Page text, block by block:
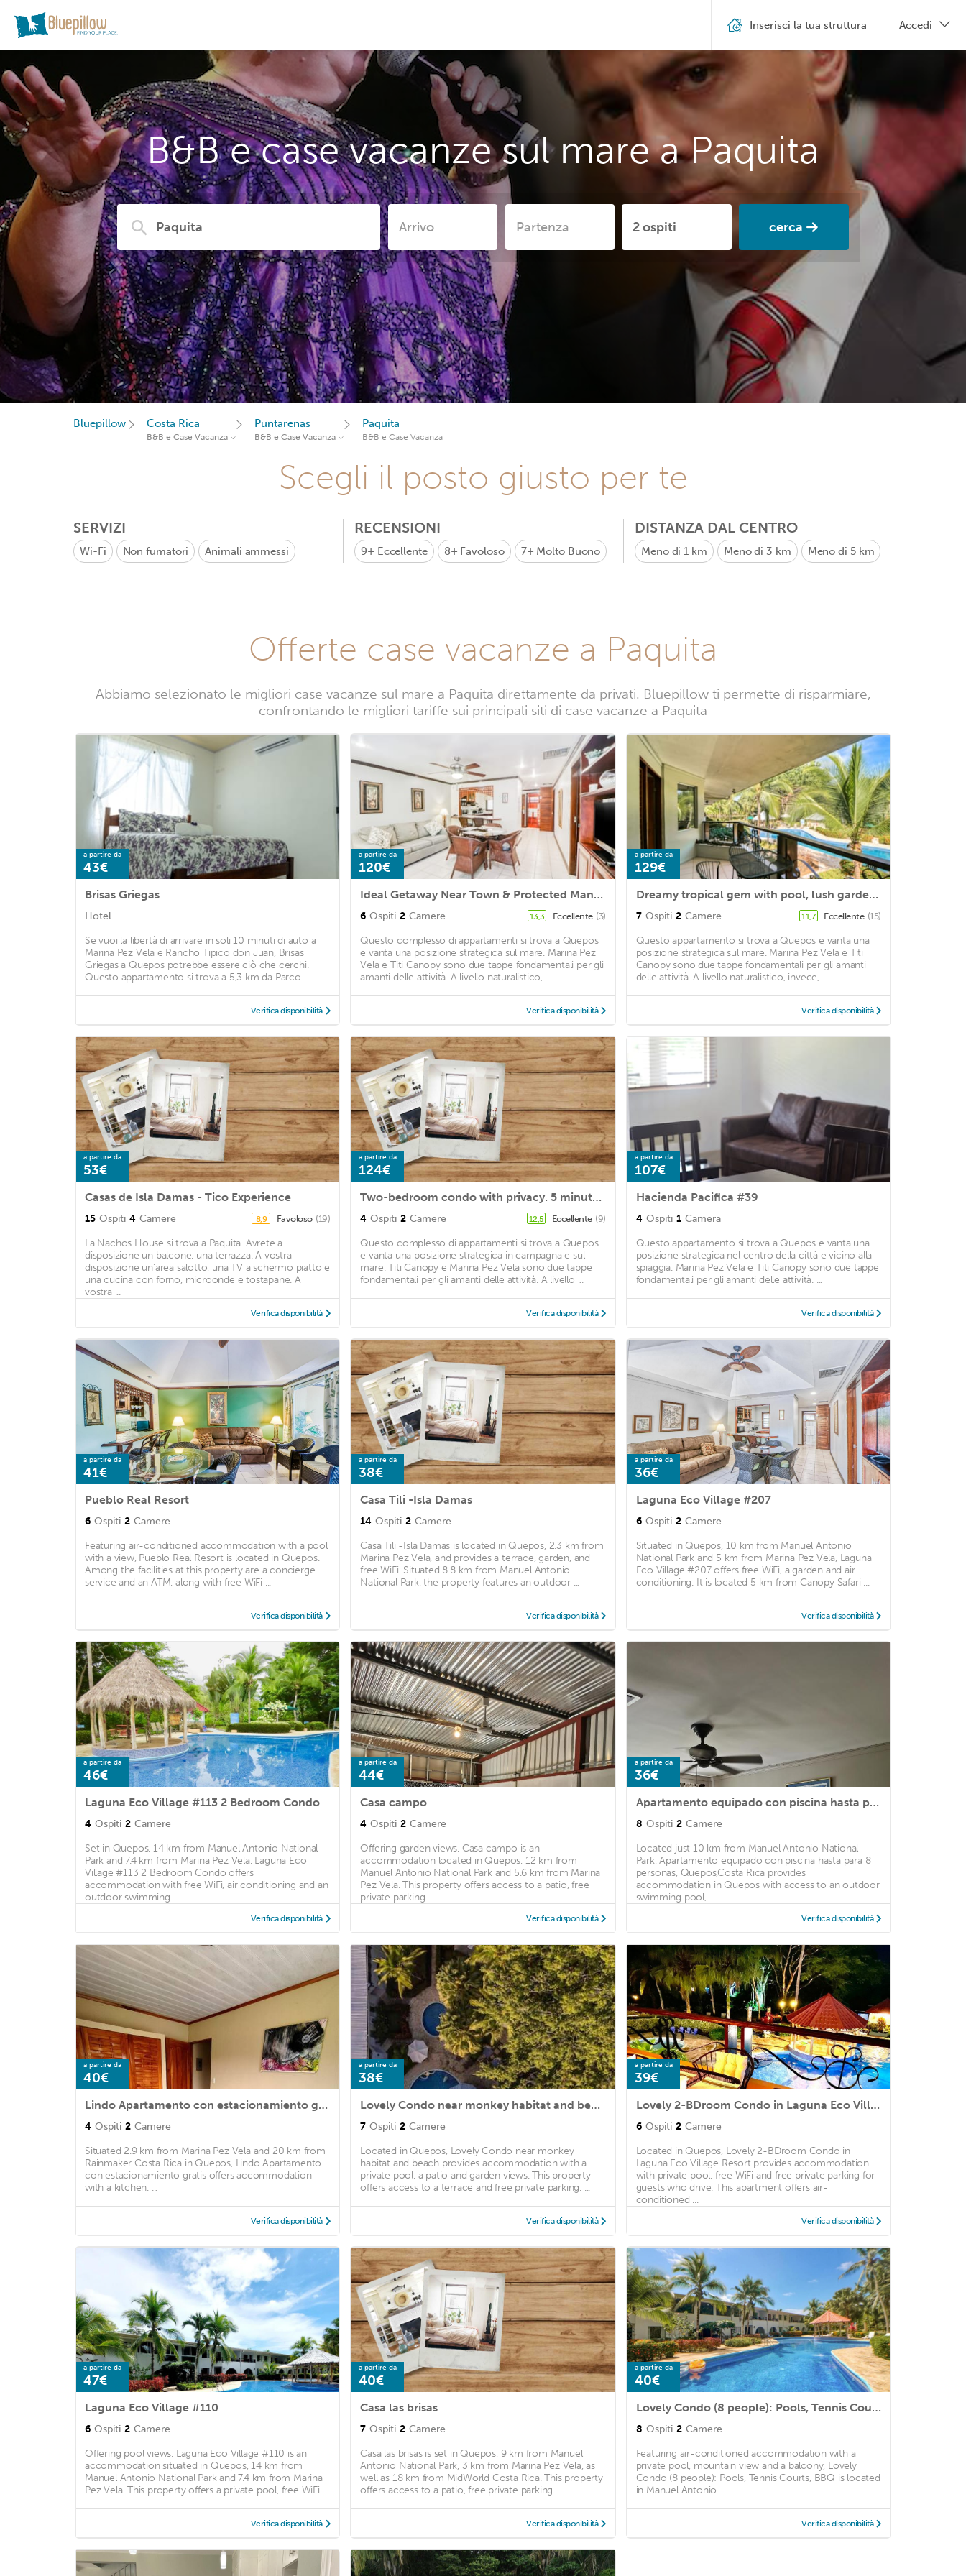
B&B e case vacanze sul mare a Paquita
cerca
Inserisci la tua struttura Accedi
Bluepillow Costa Rica
B&B e Case Vacanza
Puntarenas
B&B e Case Vacanza
Paquita
B&B e Case Vacanza
Scegli il posto giusto per te
SERVIZI
Wi-Fi Non fumatori Animali ammessi
RECENSIONI
9+ Eccellente 8+ Favoloso 7+ Molto Buono
DISTANZA DAL CENTRO
Meno di 1 km Meno di 3 km Meno di 5 km
Offerte case vacanze a Paquita
Abbiamo selezionato le migliori case vacanze sul mare a Paquita direttamente da privati. Bluepillow ti permette di risparmiare,
confrontando le migliori tariffe sui principali siti di case vacanze a Paquita
a partire da
43€
Brisas Griegas
Hotel
Se vuoi la libertà di arrivare in soli 10 minuti di auto a
Marina Pez Vela e Rancho Tipico don Juan, Brisas
Griegas a Quepos potrebbe essere ciò che cerchi.
Questo appartamento si trova a 5,3 km da Parco ...
Verifica disponibilità
a partire da
120€
Ideal Getaway Near Town & Protected Mangroves w/Shared Pool & Hammock, WiFi
6 Ospiti 2 Camere 13,3 Eccellente (3)
Questo complesso di appartamenti si trova a Quepos
e vanta una posizione strategica sul mare. Marina Pez
Vela e Titi Canopy sono due tappe fondamentali per gli
amanti delle attività. A livello naturalistico, ...
Verifica disponibilità
a partire da
129€
Dreamy tropical gem with pool, lush gardens, private patio, & WiFi
7 Ospiti 2 Camere 11,7 Eccellente (15)
Questo appartamento si trova a Quepos e vanta una
posizione strategica sul mare. Marina Pez Vela e Titi
Canopy sono due tappe fondamentali per gli amanti
delle attività. A livello naturalistico, invece, ...
Verifica disponibilità
a partire da
53€
Casas de Isla Damas - Tico Experience
15 Ospiti 4 Camere 8,9 Favoloso (19)
La Nachos House si trova a Paquita. Avrete a
disposizione un balcone, una terrazza. A vostra
disposizione un'area salotto, una TV a schermo piatto e
una cucina con forno, microonde e tostapane. A
vostra ...
Verifica disponibilità
a partire da
124€
Two-bedroom condo with privacy. 5 minutes to Quepos
4 Ospiti 2 Camere 12,5 Eccellente (9)
Questo complesso di appartamenti si trova a Quepos
e vanta una posizione strategica in campagna e sul
mare. Titi Canopy e Marina Pez Vela sono due tappe
fondamentali per gli amanti delle attività. A livello ...
Verifica disponibilità
a partire da
107€
Hacienda Pacifica #39
4 Ospiti 1 Camera
Questo appartamento si trova a Quepos e vanta una
posizione strategica nel centro della città e vicino alla
spiaggia. Marina Pez Vela e Titi Canopy sono due tappe
fondamentali per gli amanti delle attività. ...
Verifica disponibilità
a partire da
41€
Pueblo Real Resort
6 Ospiti 2 Camere
Featuring air-conditioned accommodation with a pool
with a view, Pueblo Real Resort is located in Quepos.
Among the facilities at this property are a concierge
service and an ATM, along with free WiFi ...
Verifica disponibilità
a partire da
38€
Casa Tili -Isla Damas
14 Ospiti 2 Camere
Casa Tili -Isla Damas is located in Quepos, 2.3 km from
Marina Pez Vela, and provides a terrace, garden, and
free WiFi. Situated 8.8 km from Manuel Antonio
National Park, the property features an outdoor ...
Verifica disponibilità
a partire da
36€
Laguna Eco Village #207
6 Ospiti 2 Camere
Situated in Quepos, 10 km from Manuel Antonio
National Park and 5 km from Marina Pez Vela, Laguna
Eco Village #207 offers free WiFi, a garden and air
conditioning. It is located 5 km from Canopy Safari ...
Verifica disponibilità
a partire da
46€
Laguna Eco Village #113 2 Bedroom Condo
4 Ospiti 2 Camere
Set in Quepos, 14 km from Manuel Antonio National
Park and 7.4 km from Marina Pez Vela, Laguna Eco
Village #113 2 Bedroom Condo offers
accommodation with free WiFi, air conditioning and an
outdoor swimming ...
Verifica disponibilità
a partire da
44€
Casa campo
4 Ospiti 2 Camere
Offering garden views, Casa campo is an
accommodation located in Quepos, 12 km from
Manuel Antonio National Park and 5.6 km from Marina
Pez Vela. This property offers access to a patio, free
private parking ...
Verifica disponibilità
a partire da
36€
Apartamento equipado con piscina hasta para 8 personas ,Quepos ,Costa Rica
8 Ospiti 2 Camere
Located just 10 km from Manuel Antonio National
Park, Apartamento equipado con piscina hasta para 8
personas, Quepos,Costa Rica provides
accommodation in Quepos with access to an outdoor
swimming pool, ...
Verifica disponibilità
a partire da
40€
Lindo Apartamento con estacionamiento gratis
4 Ospiti 2 Camere
Situated 2.9 km from Marina Pez Vela and 20 km from
Rainmaker Costa Rica in Quepos, Lindo Apartamento
con estacionamiento gratis offers accommodation
with a kitchen. ...
Verifica disponibilità
a partire da
38€
Lovely Condo near monkey habitat and beach
7 Ospiti 2 Camere
Located in Quepos, Lovely Condo near monkey
habitat and beach provides accommodation with a
private pool, a patio and garden views. This property
offers access to a terrace and free private parking. ...
Verifica disponibilità
a partire da
39€
Lovely 2-BDroom Condo in Laguna Eco Village Resort
6 Ospiti 2 Camere
Located in Quepos, Lovely 2-BDroom Condo in
Laguna Eco Village Resort provides accommodation
with private pool, free WiFi and free private parking for
guests who drive. This apartment offers air-
conditioned ...
Verifica disponibilità
a partire da
47€
Laguna Eco Village #110
6 Ospiti 2 Camere
Offering pool views, Laguna Eco Village #110 is an
accommodation situated in Quepos, 14 km from
Manuel Antonio National Park and 7.4 km from Marina
Pez Vela. This property offers a private pool, free WiFi ...
Verifica disponibilità
a partire da
40€
Casa las brisas
7 Ospiti 2 Camere
Casa las brisas is set in Quepos, 9 km from Manuel
Antonio National Park, 3 km from Marina Pez Vela, as
well as 18 km from MidWorld Costa Rica. This property
offers access to a patio, free private parking ...
Verifica disponibilità
a partire da
40€
Lovely Condo (8 people): Pools, Tennis Courts, BBQ
8 Ospiti 2 Camere
Featuring air-conditioned accommodation with a
private pool, mountain view and a balcony, Lovely
Condo (8 people): Pools, Tennis Courts, BBQ is located
in Manuel Antonio. ...
Verifica disponibilità